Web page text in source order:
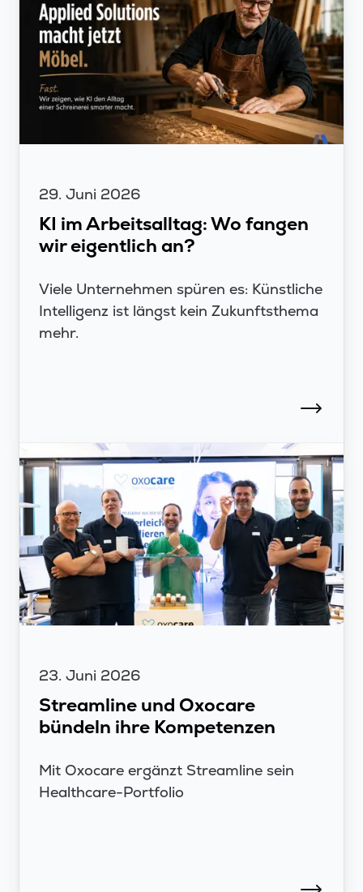
29. Juni 2026
KI im Arbeitsalltag: Wo fangen
wir eigentlich an?
Viele Unternehmen spüren es: Künstliche
Intelligenz ist längst kein Zukunftsthema
mehr.
23. Juni 2026
Streamline und Oxocare
bündeln ihre Kompetenzen
Mit Oxocare ergänzt Streamline sein
Healthcare-Portfolio